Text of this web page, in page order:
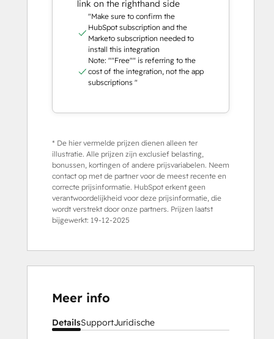
link on the righthand side
"Make sure to confirm the
HubSpot subscription and the
Marketo subscription needed to
install this integration
Note: ""Free"" is referring to the
cost of the integration, not the app
subscriptions "
* De hier vermelde prijzen dienen alleen ter
illustratie. Alle prijzen zijn exclusief belasting,
bonussen, kortingen of andere prijsvariabelen. Neem
contact op met de partner voor de meest recente en
correcte prijsinformatie. HubSpot erkent geen
verantwoordelijkheid voor deze prijsinformatie, die
wordt verstrekt door onze partners. Prijzen laatst
bijgewerkt: 19-12-2025
Meer info
DetailsSupportJuridische